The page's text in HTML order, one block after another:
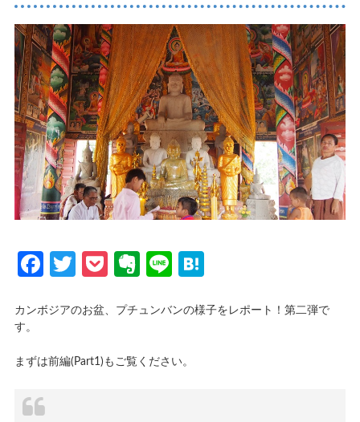
Facebook
Twitter
PocketEvernote
Line
カンボジアのお盆、プチュンバンの様子をレポート！第二弾で
す。
まずは前編(Part1)もご覧ください。